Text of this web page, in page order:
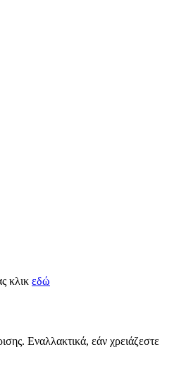
κλικ εδώ
Εναλλακτικά, εάν χρειάζεστε